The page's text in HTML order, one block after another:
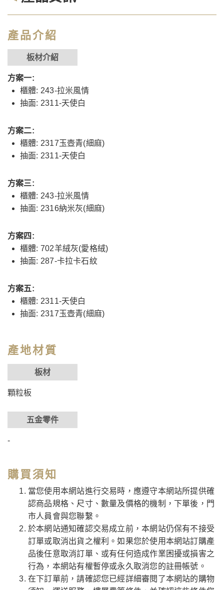
產品介紹
板材介紹
方案一:
櫃體: 243-拉米風情
抽面: 2311-天使白
方案二:
櫃體: 2317玉壺青(細麻)
抽面: 2311-天使白
方案三:
櫃體: 243-拉米風情
抽面: 2316納米灰(細麻)
方案四:
櫃體: 702羊絨灰(愛格絨)
抽面: 287-卡拉卡石紋
方案五:
櫃體: 2311-天使白
抽面: 2317玉壺青(細麻)
產地材質
板材
顆粒板
五金零件
-
購買須知
當您使用本網站進行交易時，應遵守本網站所提供確
認商品規格、尺寸、數量及價格的機制，下單後，門
市人員會與您聯繫。
於本網站通知確認交易成立前，本網站仍保有不接受
訂單或取消出貨之權利。如果您於使用本網站訂購產
品後任意取消訂單、或有任何造成作業困擾或損害之
行為，本網站有權暫停或永久取消您的註冊帳號。
在下訂單前，請確認您已經詳細審閱了本網站的購物